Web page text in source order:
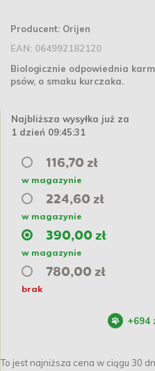
Producent: Orijen
EAN: 064992182120
Biologicznie odpowiednia
psów, o smaku kurczaka.
Najbliższa wysyłka już za
1 dzień 09:45:31
116,70 zł
w magazynie
224,60 zł
w magazynie
390,00 zł
w magazynie
780,00 zł
brak
+694
To jest najniższa cena w ciągu 30